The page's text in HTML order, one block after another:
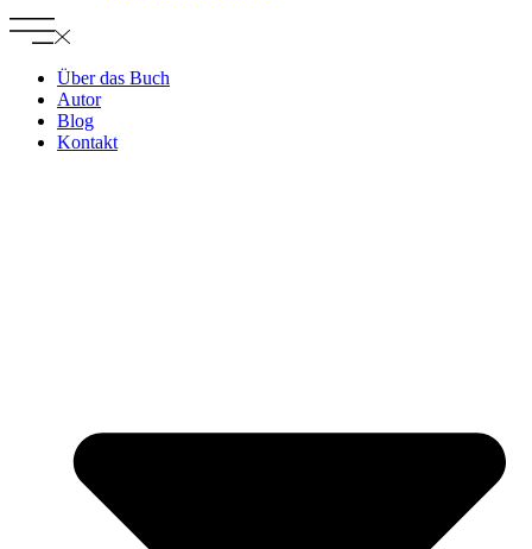
Über das Buch
Autor
Blog
Kontakt